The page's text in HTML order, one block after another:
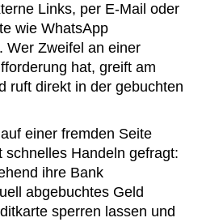
Links, per E-Mail oder
wie WhatsApp
Wer Zweifel an einer
hat, greift am
ruft direkt in der gebuchten
einer fremden Seite
Handeln gefragt:
ihre Bank
abgebuchtes Geld
sperren lassen und